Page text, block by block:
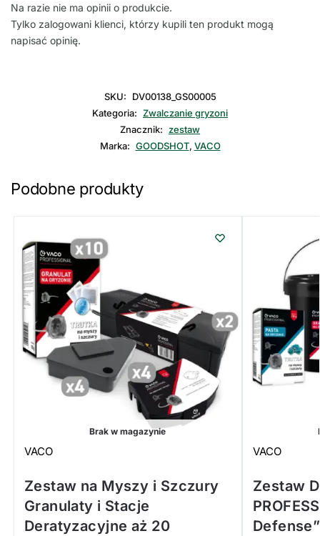
Na razie nie ma opinii o produkcie.
Tylko zalogowani klienci, którzy kupili ten produkt mogą
napisać opinię.
SKU:
DV00138_GS00005
Kategoria: Zwalczanie gryzoni
Znacznik: zestaw
Marka: GOODSHOT, VACO
Podobne produkty
Brak w magazynie
VACO
Zestaw na Myszy i Szczury
Granulaty i Stacje
Deratyzacyjne aż 20
VACO
Zestaw